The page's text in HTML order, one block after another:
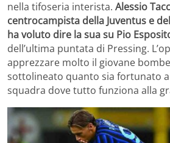
nella tifoseria interista. Alessio
centrocampista della Juventus e
ha voluto dire la sua su Pio
dell’ultima puntata di Pressing.
apprezzare molto il giovane
sottolineato quanto sia fortunato
squadra dove tutto funziona alla